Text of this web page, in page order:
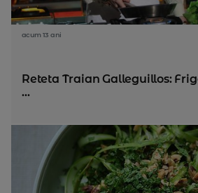
acum 13 ani
Reteta Traian Galleguillos:
...